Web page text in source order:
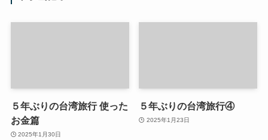
５年ぶりの台湾旅行 使った
お金篇
2025年1月30日
５年ぶりの台湾旅行④
2025年1月23日